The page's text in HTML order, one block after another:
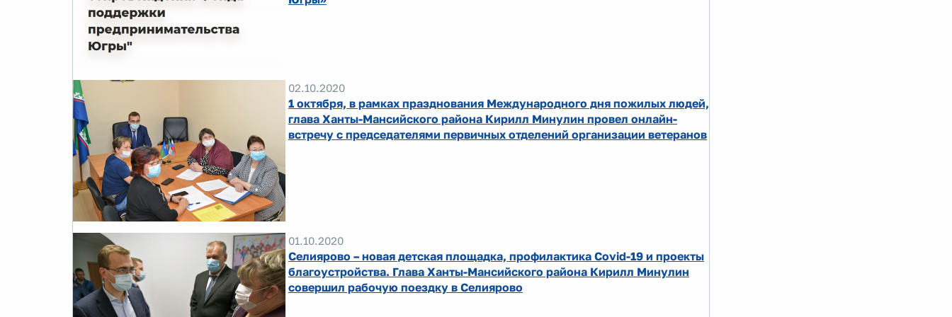
02.10.2020
1 октября, в рамках празднования Международного дня пожилых людей,
глава Ханты-Мансийского района Кирилл Минулин провел онлайн-
встречу с председателями первичных отделений организации ветеранов
01.10.2020
Селиярово – новая детская площадка, профилактика Covid-19 и проекты
благоустройства. Глава Ханты-Мансийского района Кирилл Минулин
совершил рабочую поездку в Селиярово